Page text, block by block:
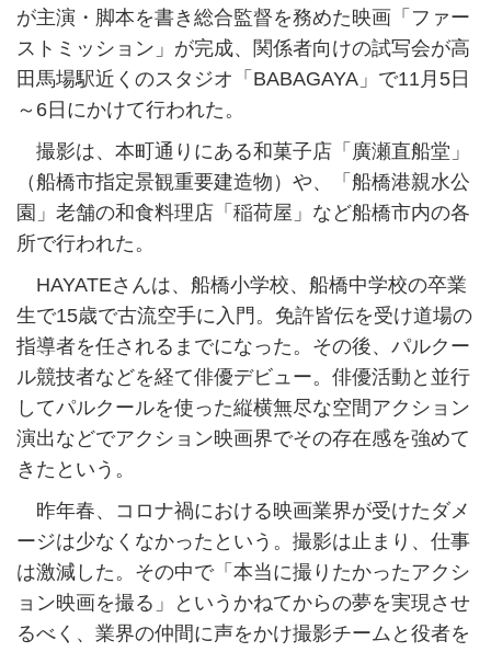
が主演・脚本を書き総合監督を務めた映画「ファー
ストミッション」が完成、関係者向けの試写会が高
田馬場駅近くのスタジオ「BABAGAYA」で11月5日
～6日にかけて行われた。
撮影は、本町通りにある和菓子店「廣瀬直船堂」
（船橋市指定景観重要建造物）や、「船橋港親水公
園」老舗の和食料理店「稲荷屋」など船橋市内の各
所で行われた。
HAYATEさんは、船橋小学校、船橋中学校の卒業
生で15歳で古流空手に入門。免許皆伝を受け道場の
指導者を任されるまでになった。その後、パルクー
ル競技者などを経て俳優デビュー。俳優活動と並行
してパルクールを使った縦横無尽な空間アクション
演出などでアクション映画界でその存在感を強めて
きたという。
昨年春、コロナ禍における映画業界が受けたダメ
ージは少なくなかったという。撮影は止まり、仕事
は激減した。その中で「本当に撮りたかったアクシ
ョン映画を撮る」というかねてからの夢を実現させ
るべく、業界の仲間に声をかけ撮影チームと役者を